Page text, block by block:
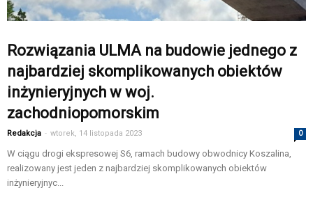
Rozwiązania ULMA na budowie jednego z
najbardziej skomplikowanych obiektów
inżynieryjnych w woj.
zachodniopomorskim
Redakcja - wtorek, 14 listopada 2023 0
W ciągu drogi ekspresowej S6, ramach budowy obwodnicy Koszalina,
realizowany jest jeden z najbardziej skomplikowanych obiektów
inżynieryjnyc...